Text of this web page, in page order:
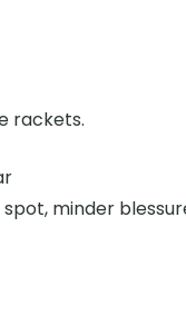
rackets.
minder